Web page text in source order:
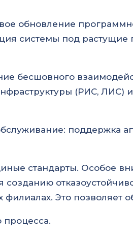
обновление
системы под растущие
бесшовного
(РИС, ЛИС)
поддержка
стандарты. Особое
Это позволяет
процесса.